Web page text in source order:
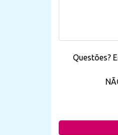
Questões?